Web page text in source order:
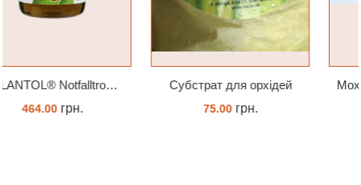
Субстрат для орхідей
75.00
Мох сфагнум спагмосс spagmoss besgrow прессований новозеландський. Заводське пакування 100 грамм
517.00